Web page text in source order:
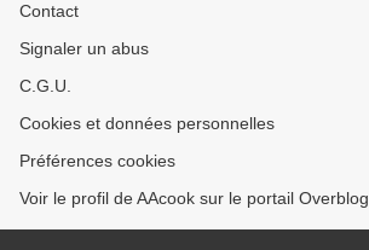
Contact
Signaler un abus
C.G.U.
Cookies et données personnelles
Préférences cookies
Voir le profil de AAcook sur le portail Overblog